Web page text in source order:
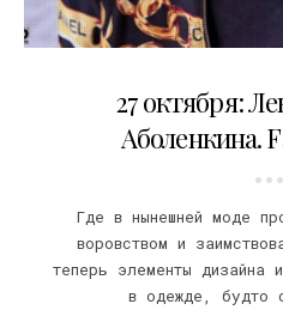
27 октября:
Аболенкина.
Где в нынешней моде
воровством и
теперь элементы дизайна
в одежде,